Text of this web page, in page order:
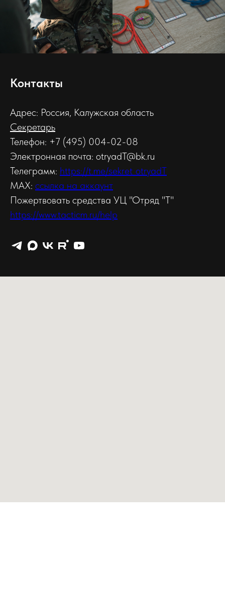
Контакты
Адрес: Россия, Калужская область
Секретарь
Телефон: +7 (495) 004-02-08
Электронная почта: otryadT@bk.ru
Телеграмм: https://t.me/sekret_otryadT
MAX: ссылка на аккаунт
Пожертвовать средства УЦ "Отряд "Т"
https://www.tacticm.ru/help